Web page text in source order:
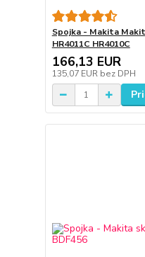
Spojka - Makita
HR4011C HR4010C
166,13 EUR
135,07 EUR bez DPH